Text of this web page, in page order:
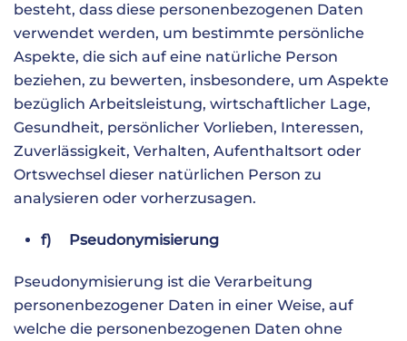
besteht, dass diese personenbezogenen Daten
verwendet werden, um bestimmte persönliche
Aspekte, die sich auf eine natürliche Person
beziehen, zu bewerten, insbesondere, um Aspekte
bezüglich Arbeitsleistung, wirtschaftlicher Lage,
Gesundheit, persönlicher Vorlieben, Interessen,
Zuverlässigkeit, Verhalten, Aufenthaltsort oder
Ortswechsel dieser natürlichen Person zu
analysieren oder vorherzusagen.
f) Pseudonymisierung
Pseudonymisierung ist die Verarbeitung
personenbezogener Daten in einer Weise, auf
welche die personenbezogenen Daten ohne